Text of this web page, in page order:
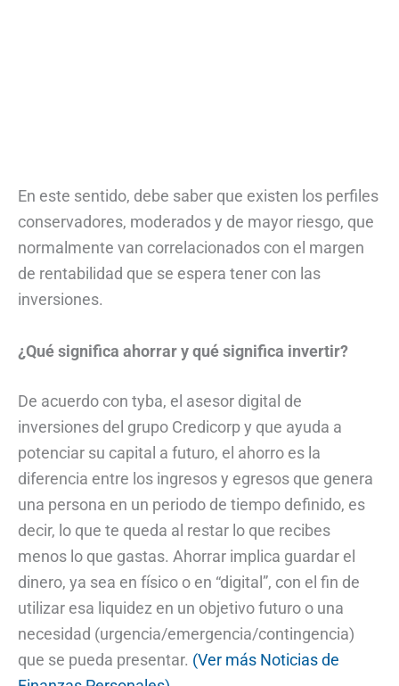
En este sentido, debe saber que existen los perfiles
conservadores, moderados y de mayor riesgo, que
normalmente van correlacionados con el margen
de rentabilidad que se espera tener con las
inversiones.
¿Qué significa ahorrar y qué significa invertir?
De acuerdo con tyba, el asesor digital de
inversiones del grupo Credicorp y que ayuda a
potenciar su capital a futuro, el ahorro es la
diferencia entre los ingresos y egresos que genera
una persona en un periodo de tiempo definido, es
decir, lo que te queda al restar lo que recibes
menos lo que gastas. Ahorrar implica guardar el
dinero, ya sea en físico o en “digital”, con el fin de
utilizar esa liquidez en un objetivo futuro o una
necesidad (urgencia/emergencia/contingencia)
que se pueda presentar. (Ver más Noticias de